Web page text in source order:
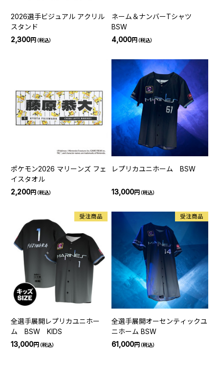
2026選手ビジュアル アクリル
スタンド
2,300円（税込）
ネーム＆ナンバーTシャツ
BSW
4,000円（税込）
ポケモン2026 マリーンズ フェ
イスタオル
2,200円（税込）
レプリカユニホーム BSW
13,000円（税込）
受注商品
全選手展開レプリカユニホー
ム BSW KIDS
13,000円（税込）
受注商品
全選手展開オーセンティックユ
ニホーム BSW
61,000円（税込）